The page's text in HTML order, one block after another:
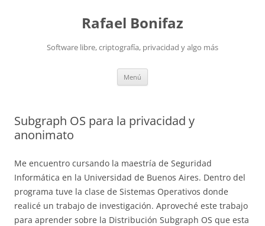
Rafael Bonifaz
Software libre, criptografía, privacidad y algo más
Menú
Subgraph OS para la privacidad y
anonimato
Me encuentro cursando la maestría de Seguridad
Informática en la Universidad de Buenos Aires. Dentro del
programa tuve la clase de Sistemas Operativos donde
realicé un trabajo de investigación. Aproveché este trabajo
para aprender sobre la Distribución Subgraph OS que esta